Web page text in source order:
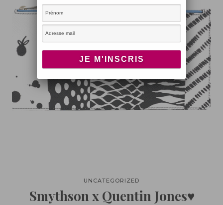
UNCATEGORIZED
Smythson x Quentin Jones♥